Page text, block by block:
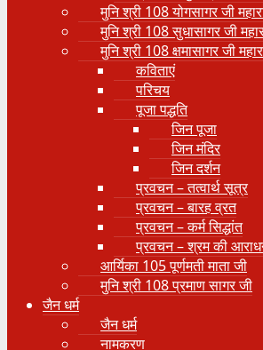
मुनि श्री 108 योगसागर जी
मुनि श्री 108 सुधासागर जी
मुनि श्री 108 क्षमासागर जी
कविताएं
परिचय
पूजा पद्धति
जिन पूजा
जिन मंदिर
जिन दर्शन
प्रवचन – तत्वार्थ सूत्र
प्रवचन – बारह व्रत
प्रवचन – कर्म सिद्धांत
प्रवचन – श्रम की
आर्यिका 105 पूर्णमती माता जी
मुनि श्री 108 प्रमाण सागर जी
जैन धर्म
जैन धर्म
नामकरण